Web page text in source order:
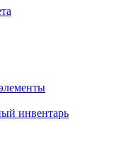
инвентарь